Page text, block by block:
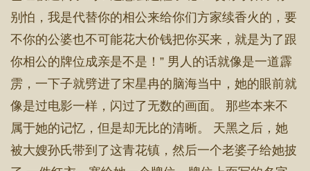
别怕，我是代替你的相公来给你们方家续香火的，要
不你的公婆也不可能花大价钱把你买来，就是为了跟
你相公的牌位成亲是不是！” 男人的话就像是一道霹
雳，一下子就劈进了宋星冉的脑海当中，她的眼前就
像是过电影一样，闪过了无数的画面。 那些本来不
属于她的记忆，但是却无比的清晰。 天黑之后，她
被大嫂孙氏带到了这青花镇，然后一个老婆子给她披